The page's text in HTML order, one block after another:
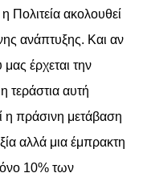
Πολιτεία ακολουθεί
ανάπτυξης. Και αν
έρχεται την
τεράστια αυτή
η πράσινη μετάβαση
αλλά μια έμπρακτη
10% των